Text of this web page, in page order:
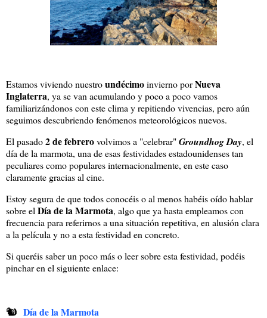
Estamos viviendo nuestroundécimoinvierno porNueva
Inglaterra, ya se van acumulando y poco a poco vamos
familiarizándonos con este clima y repitiendo vivencias, pero aún
seguimos descubriendo fenómenos meteorológicos nuevos.
El pasado2 de febrerovolvimos a "celebrar"Groundhog Day, el
día de la marmota, una de esas festividades estadounidenses tan
peculiares como populares internacionalmente, en este caso
claramente gracias al cine.
Estoy segura de que todos conocéis o al menos habéis oído hablar
sobre el Día de la Marmota, algo que ya hasta empleamos con
frecuencia para referirnos a una situación repetitiva, en alusión clara
a la película y no a esta festividad en concreto.
Si queréis saber un poco más o leer sobre esta festividad, podéis
pinchar en el siguiente enlace:
🐿 Día de la Marmota